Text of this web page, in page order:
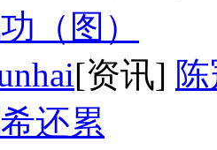
（图）
[资讯]
还累